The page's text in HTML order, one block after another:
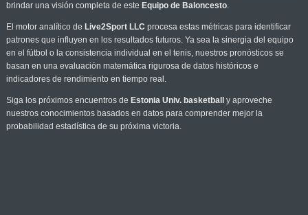
brindar una visión completa de este Equipo de Baloncesto.
El motor analítico de Live2Sport LLC procesa estas métricas para identificar
patrones que influyen en los resultados futuros. Ya sea la sinergia del equipo
en el fútbol o la consistencia individual en el tenis, nuestros pronósticos se
basan en una evaluación matemática rigurosa de datos históricos e
indicadores de rendimiento en tiempo real.
Siga los próximos encuentros de Estonia Univ. basketball
y aproveche
nuestros conocimientos basados en datos para comprender mejor la
probabilidad estadística de su próxima victoria.